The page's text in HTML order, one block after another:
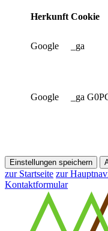
Herkunft Cookie
Google _ga
Google _ga
Einstellungen speichern
zur Startseite zur
Kontaktformular